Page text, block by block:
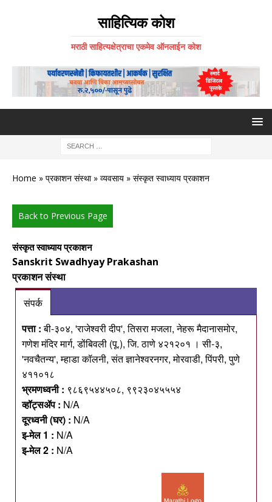
साहित्यिक कोश
मराठी साहित्यक्षेत्राचा एकमेव ऑनलाईन कोश
Home » प्रकाशन संस्था» व्यवसाय » संस्कृत स्वाध्याय प्रकाशन
Back to Previous Page
संस्कृत स्वाध्याय प्रकाशन
Sanskrit Swadhyay Prakashan
प्रकाशन संस्था
संपर्क
पत्ता :बी-३०४, 'राजेश्वरी दीप', तिसरा मजला, नेहरू मैदानासमोर,
गणेश मंदिर मार्ग, डोंबिवली (पू.), जि. ठाणे ४२१२०१ । सी-३,
'नवचैतन्य', म्हाडा कॉलनी, संत ज्ञानेश्वरनगर, मोरवाडी, पिंपरी, पुणे
४११०१८
भ्रमणध्वनी : ९८६९५४४५०८, ९९२३०४५५५४
व्हॉट्सॲप : N/A
दूरध्वनी (घर) : N/A
इ-मेल 1 : N/A
इ-मेल 2 : N/A